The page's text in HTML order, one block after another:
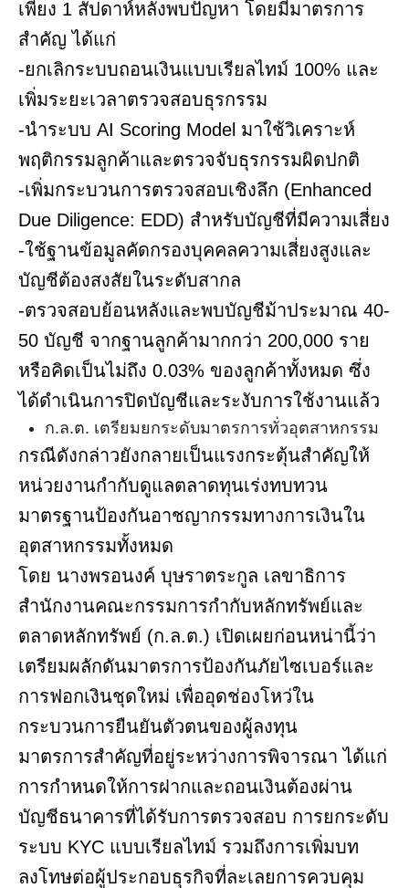
เพียง 1 สัปดาห์หลังพบปัญหา โดยมีมาตรการ
สำคัญ ได้แก่
-ยกเลิกระบบถอนเงินแบบเรียลไทม์ 100% และ
เพิ่มระยะเวลาตรวจสอบธุรกรรม
-นำระบบ AI Scoring Model มาใช้วิเคราะห์
พฤติกรรมลูกค้าและตรวจจับธุรกรรมผิดปกติ
-เพิ่มกระบวนการตรวจสอบเชิงลึก (Enhanced
Due Diligence: EDD) สำหรับบัญชีที่มีความเสี่ยง
-ใช้ฐานข้อมูลคัดกรองบุคคลความเสี่ยงสูงและ
บัญชีต้องสงสัยในระดับสากล
-ตรวจสอบย้อนหลังและพบบัญชีม้าประมาณ 40-
50 บัญชี จากฐานลูกค้ามากกว่า 200,000 ราย
หรือคิดเป็นไม่ถึง 0.03% ของลูกค้าทั้งหมด ซึ่ง
ได้ดำเนินการปิดบัญชีและระงับการใช้งานแล้ว
ก.ล.ต. เตรียมยกระดับมาตรการทั่วอุตสาหกรรม
กรณีดังกล่าวยังกลายเป็นแรงกระตุ้นสำคัญให้
หน่วยงานกำกับดูแลตลาดทุนเร่งทบทวน
มาตรฐานป้องกันอาชญากรรมทางการเงินใน
อุตสาหกรรมทั้งหมด
โดย นางพรอนงค์ บุษราตระกูล เลขาธิการ
สำนักงานคณะกรรมการกำกับหลักทรัพย์และ
ตลาดหลักทรัพย์ (ก.ล.ต.) เปิดเผยก่อนหน่านี้ว่า
เตรียมผลักดันมาตรการป้องกันภัยไซเบอร์และ
การฟอกเงินชุดใหม่ เพื่ออุดช่องโหว่ใน
กระบวนการยืนยันตัวตนของผู้ลงทุน
มาตรการสำคัญที่อยู่ระหว่างการพิจารณา ได้แก่
การกำหนดให้การฝากและถอนเงินต้องผ่าน
บัญชีธนาคารที่ได้รับการตรวจสอบ การยกระดับ
ระบบ KYC แบบเรียลไทม์ รวมถึงการเพิ่มบท
ลงโทษต่อผู้ประกอบธุรกิจที่ละเลยการควบคุม